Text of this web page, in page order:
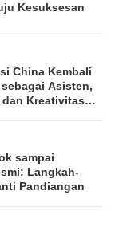
Kesuksesan
China Kembali
Asisten,
Kreativitas
sampai
Langkah-
Pandiangan